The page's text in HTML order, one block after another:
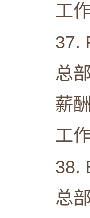
工作
37.
总部:
薪酬
工作
38.
总部: